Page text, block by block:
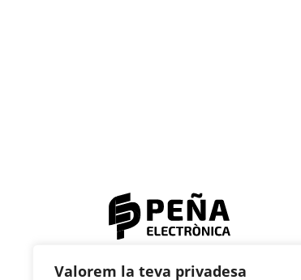
Valorem la teva privadesa